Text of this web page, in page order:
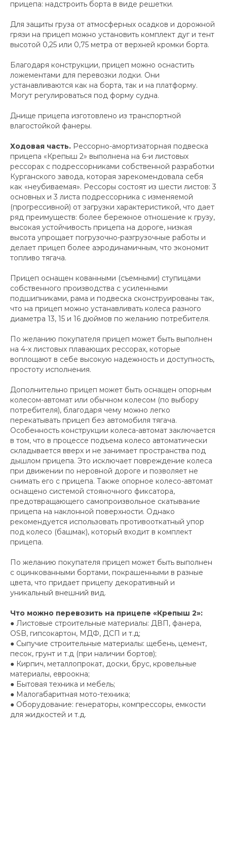
прицепа: надстроить борта в виде решетки.
Для защиты груза от атмосферных осадков и дорожной
грязи на прицеп можно установить комплект дуг и тент
высотой 0,25 или 0,75 метра от верхней кромки борта.
Благодаря конструкции, прицеп можно оснастить
ложементами для перевозки лодки. Они
устанавливаются как на борта, так и на платформу.
Могут регулироваться под форму судна.
Днище прицепа изготовлено из транспортной
влагостойкой фанеры.
Ходовая часть. Рессорно-амортизаторная подвеска
прицепа «Крепыш 2» выполнена на 6-и листовых
рессорах с подрессорниками собственной разработки
Курганского завода, которая зарекомендовала себя
как «неубиваемая». Рессоры состоят из шести листов: 3
основных и 3 листа подрессорника с изменяемой
(прогрессивной) от загрузки характеристикой, что дает
ряд преимуществ: более бережное отношение к грузу,
высокая устойчивость прицепа на дороге, низкая
высота упрощает погрузочно-разгрузочные работы и
делает прицеп более аэродинамичным, что экономит
топливо тягача.
Прицеп оснащен кованными (съемными) ступицами
собственного производства с усиленными
подшипниками, рама и подвеска сконструированы так,
что на прицеп можно устанавливать колеса разного
диаметра 13, 15 и 16 дюймов по желанию потребителя.
По желанию покупателя прицеп может быть выполнен
на 4-х листовых плавающих рессорах, которые
воплощают в себе высокую надежность и доступность,
простоту исполнения.
Дополнительно прицеп может быть оснащен опорным
колесом-автомат или обычном колесом (по выбору
потребителя), благодаря чему можно легко
перекатывать прицеп без автомобиля тягача.
Особенность конструкции колеса-автомат заключается
в том, что в процессе подъема колесо автоматически
складывается вверх и не занимает пространства под
дышлом прицепа. Это исключает повреждение колеса
при движении по неровной дороге и позволяет не
снимать его с прицепа. Также опорное колесо-автомат
оснащено системой стояночного фиксатора,
предотвращающего самопроизвольное скатывание
прицепа на наклонной поверхности. Однако
рекомендуется использовать противооткатный упор
под колесо (башмак), который входит в комплект
прицепа.
По желанию покупателя прицеп может быть выполнен
с оцинкованными бортами, покрашенными в разные
цвета, что придает прицепу декоративный и
уникальный внешний вид.
Что можно перевозить на прицепе «Крепыш 2»:
● Листовые строительные материалы: ДВП, фанера,
OSB, гипсокартон, МДФ, ДСП и т.д;
● Сыпучие строительные материалы: щебень, цемент,
песок, грунт и т.д (при наличии бортов);
● Кирпич, металлопрокат, доски, брус, кровельные
материалы, евроокна;
● Бытовая техника и мебель;
● Малогабаритная мото-техника;
● Оборудование: генераторы, компрессоры, емкости
для жидкостей и т.д.